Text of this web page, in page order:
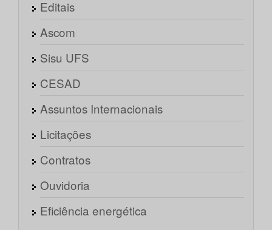
Editais
Ascom
Sisu UFS
CESAD
Assuntos Internacionais
Licitações
Contratos
Ouvidoria
Eficiência energética